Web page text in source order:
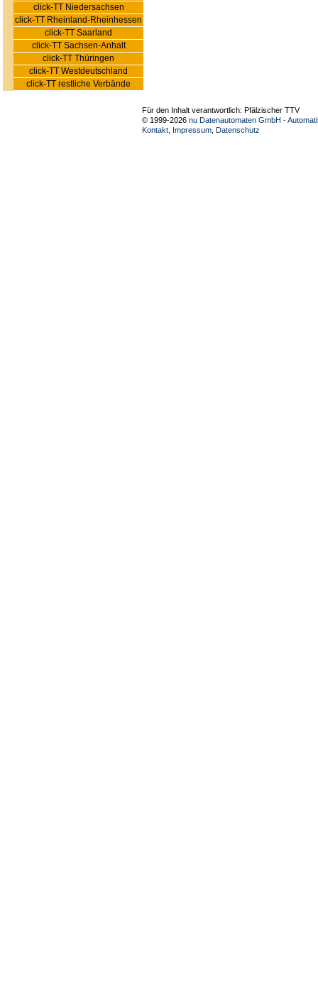
click-TT Niedersachsen
click-TT Rheinland-Rheinhessen
click-TT Saarland
click-TT Sachsen-Anhalt
click-TT Thüringen
click-TT Westdeutschland
click-TT restliche Verbände
Für den Inhalt verantwortlich: Pfälzischer TTV
© 1999-2026 nu Datenautomaten GmbH -
Kontakt Impressum Datenschutz